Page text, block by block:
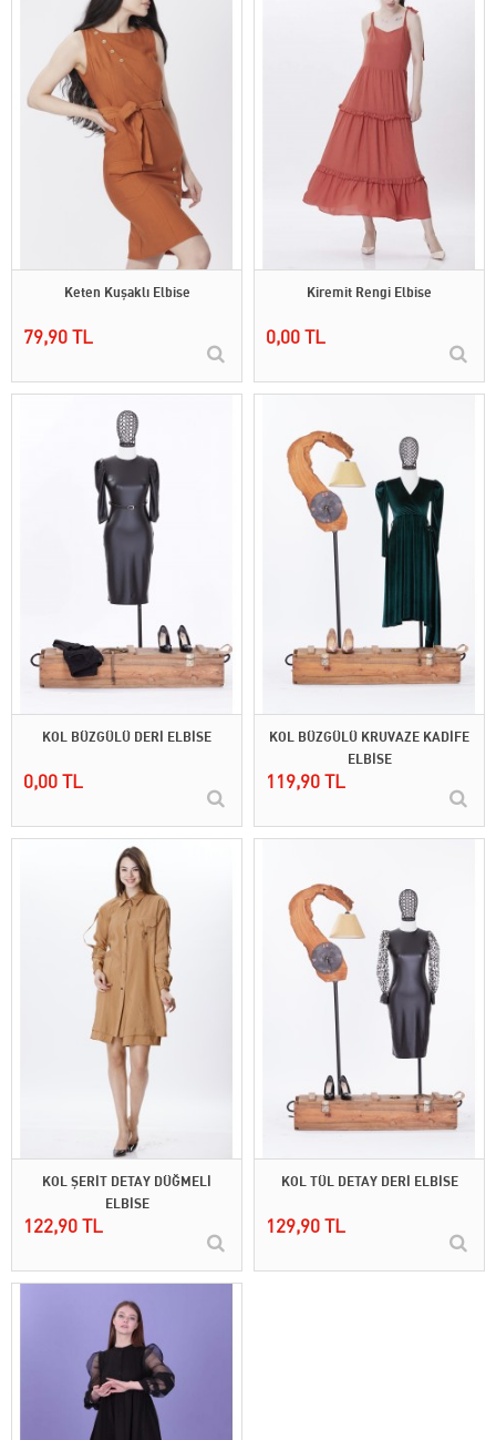
Keten Kuşaklı Elbise
79,90 TL
Kiremit Rengi Elbise
0,00 TL
KOL BÜZGÜLÜ DERİ ELBİSE
0,00 TL
KOL BÜZGÜLÜ KRUVAZE KADİFE
ELBİSE
119,90 TL
KOL ŞERİT DETAY DÜĞMELİ
ELBİSE
122,90 TL
KOL TÜL DETAY DERİ ELBİSE
129,90 TL